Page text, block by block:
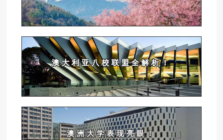
澳大利亚八校联盟全解析！
澳洲大学表现亮眼！